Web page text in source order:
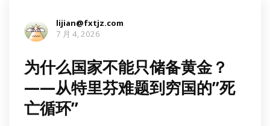
lijian@fxtjz.com
7 月 4, 2026
为什么国家不能只储备黄金？
——从特里芬难题到穷国的”死
亡循环”